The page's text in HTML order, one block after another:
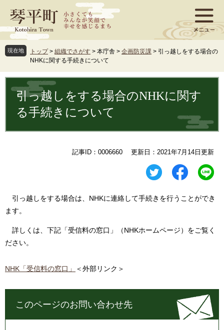
ジ
先
頭
す
ュ
を
飛
し
現在地 トップ > 組織でさがす > 本庁舎 > 企画防災課 > 引っ越しをする場合の
NHKに関する手続きについて
文
引っ越しをする場合のNHKに関す
る手続きについて
記事ID：0006660 更新日：2021年7月14日更新
引っ越しをする場合は、NHKに連絡して手続きを行うことができ
ます。
詳しくは、下記「受信料の窓口」（NHKホームページ）をご覧く
ださい。
NHK「受信料の窓口」 ＜外部リンク＞
このページのお問い合わせ先